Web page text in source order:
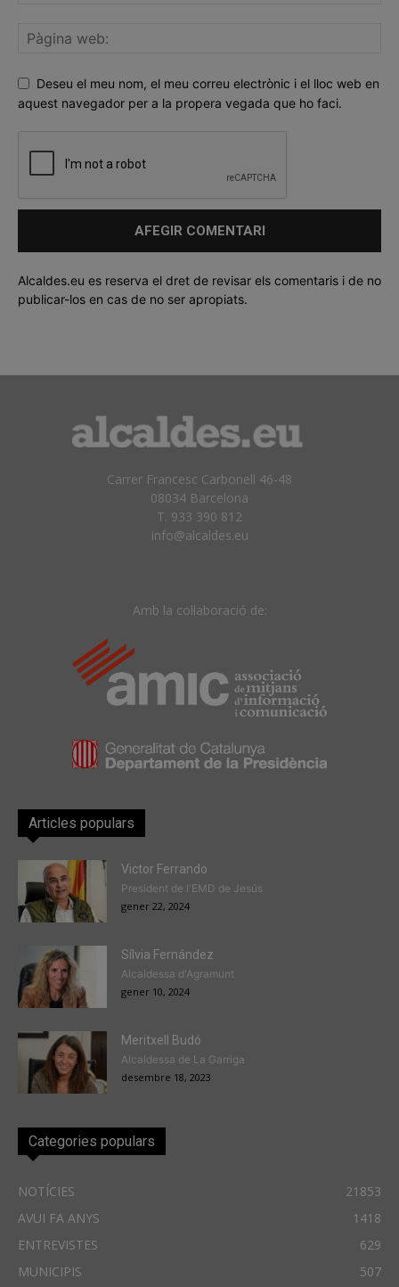
Deseu el meu nom, el meu correu electrònic i el lloc web en
aquest navegador per a la propera vegada que ho faci.
Alcaldes.eu es reserva el dret de revisar els comentaris i de no
publicar-los en cas de no ser apropiats.
Carrer Francesc Carbonell 46-48
08034 Barcelona
T. 933 390 812
info@alcaldes.eu
Amb la col·laboració de:
Articles populars
Victor Ferrando
President de l'EMD de Jesús
gener 22, 2024
Sílvia Fernández
Alcaldessa d'Agramunt
gener 10, 2024
Meritxell Budó
Alcaldessa de La Garriga
desembre 18, 2023
Categories populars
NOTÍCIES
21853
AVUI FA ANYS
1418
ENTREVISTES
629
MUNICIPIS
507